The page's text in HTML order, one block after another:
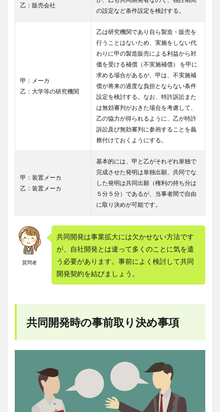
乙：販売会社
の設定など条件設定を検討する。
甲：メーカ
乙：大学等の研究機関
乙は研究機関であり自ら製造・販売を
行うことはないため、実施をしない代
わりに甲の製造販売による利益から対
価を受ける補償（不実施補償） を甲に
求める場合があるが、甲は、不実施補
償が将来の過度な負担とならない条件
設定を検討する。なお、特許訴訟また
は無効審判がおきた場合を考慮して、
乙の協力が得られるように、乙が特許
訴訟及び無効審判に参画することを義
務付けておくようにする。
甲：装置メーカ
乙：装置メーカ
基本的には、甲と乙がそれぞれ単独で
完成させた発明は単独出願、共同でな
した発明は共同出願（権利の持ち分は
５分５分）であるが、当事者間で自由
に取り決めが可能です。
質問者
共同開発は事業拡大には欠かせない方法です
が、自社開発とは違って多くのことに気を遣
う必要があります。事前によく検討して共同
開発契約を結びましょう。
共同開発時の事前取り決め事項